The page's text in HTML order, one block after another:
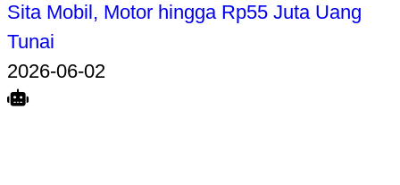
Sita Mobil, Motor hingga Rp55 Juta Uang
Tunai
2026-06-02